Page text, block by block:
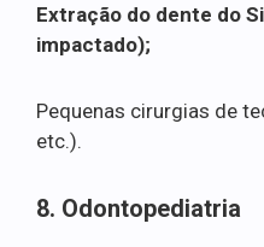
Extração do dente do
impactado);
Pequenas cirurgias de
etc.).
8. Odontopediatria